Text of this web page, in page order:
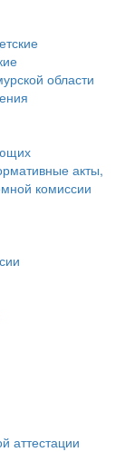
области
акты,
комиссии
аттестации